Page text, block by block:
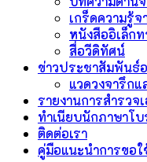
เกร็ดความรู้
หนังสืออิเล็ก
สื่อวีดิทัศน์
ข่าวประชาสัมพันธ์
แวดวงจารึก
รายงานการสำรวจ
ทำเนียบนักภาษาโ
ติดต่อเรา
คู่มือแนะนำการขอ